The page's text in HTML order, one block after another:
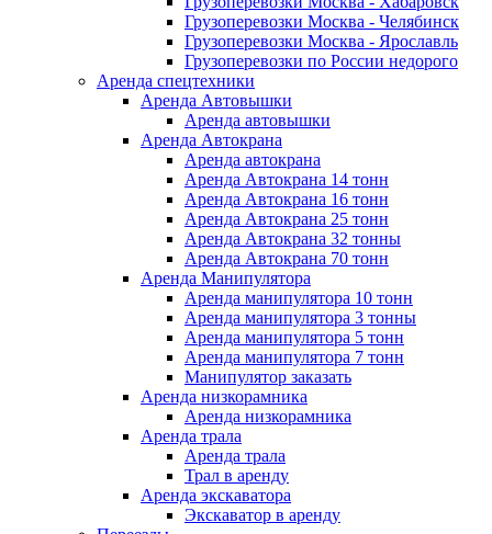
Грузоперевозки Москва - Челябинск
Грузоперевозки Москва - Ярославль
Грузоперевозки по России недорого
Аренда спецтехники
Аренда Автовышки
Аренда автовышки
Аренда Автокрана
Аренда автокрана
Аренда Автокрана 14 тонн
Аренда Автокрана 16 тонн
Аренда Автокрана 25 тонн
Аренда Автокрана 32 тонны
Аренда Автокрана 70 тонн
Аренда Манипулятора
Аренда манипулятора 10 тонн
Аренда манипулятора 3 тонны
Аренда манипулятора 5 тонн
Аренда манипулятора 7 тонн
Манипулятор заказать
Аренда низкорамника
Аренда низкорамника
Аренда трала
Аренда трала
Трал в аренду
Аренда экскаватора
Экскаватор в аренду